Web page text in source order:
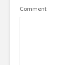
Comment